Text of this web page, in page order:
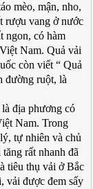
mèo, mận, nho,
rượu vang ở nước
ngon, có hàm
Nam. Quả vải
còn viết “ Quả
đường ruột, là
địa phương có
Nam. Trong
tự nhiên và chủ
rất nhanh đã
tiêu thụ vải ở Bắc
vải được đem sấy